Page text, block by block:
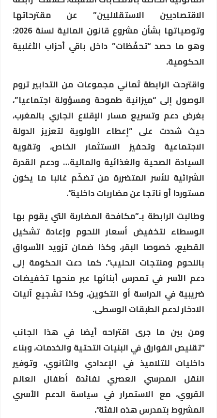
الاقتصاديين الاستقلاليين” عن مقترحاتها
وتوصياتها بشأن مشروع قانون المالية لسنة 2026؛
وهو ما حصد “تحفّظات” داخل باقي أحزاب الأغلبية
الحكومية.
واقترحت الرابطة ثماني مجموعات من التدابير تروم
الوصول إلى “ميزانية طموحة ومسؤولة اجتماعيا”،
بغرض دعم وتسريع مسار الإقلاع الجاري بالمغرب،
حيث شددت على “إعطاء الأولوية لتعزيز الدولة
الاجتماعية وتحفيز الاستثمار الخاص، وتقوية
السيادة الصحية والغذائية والمالية… ودعم القدرة
الشرائية للأسر المتضررة من تضخّم غالبا ما يكون
مستوردا أو ناتجا عن مضاربات داخلية”.
وطالبت الرابطة بـ”مكافحة المضاربة التي يقوم بها
الوسطاء لتخفيض أسعار اللحوم وإعادة تشكيل
القطيع، خصوصا البقر، وكذا ضمان تزويد الأسواق
باللحوم ومنتجات الحليب”. كما دعت الحكومة إلى
دعم الأسر في تمدرس أبنائها عبر منحها تخفيضات
ضريبية في الدراسة أو التكوين، وكذا تشجيع آليات
الادخار لدعم الطبقات الوسطى.
ومن بين ما جرى اقتراحه أيضا في هذا الجانب
“تقليص الفوارق في البنيات التحتية والخدمات، وبناء
داخليات للتلاميذ في الإعدادي والثانوي، وتوفير
النقل المدرسي العصري لفائدة أطفال العالم
القروي، مع الاستمرار في سياسة الدعم الأسري
المشروط بتمدرس هذه الفئة”.